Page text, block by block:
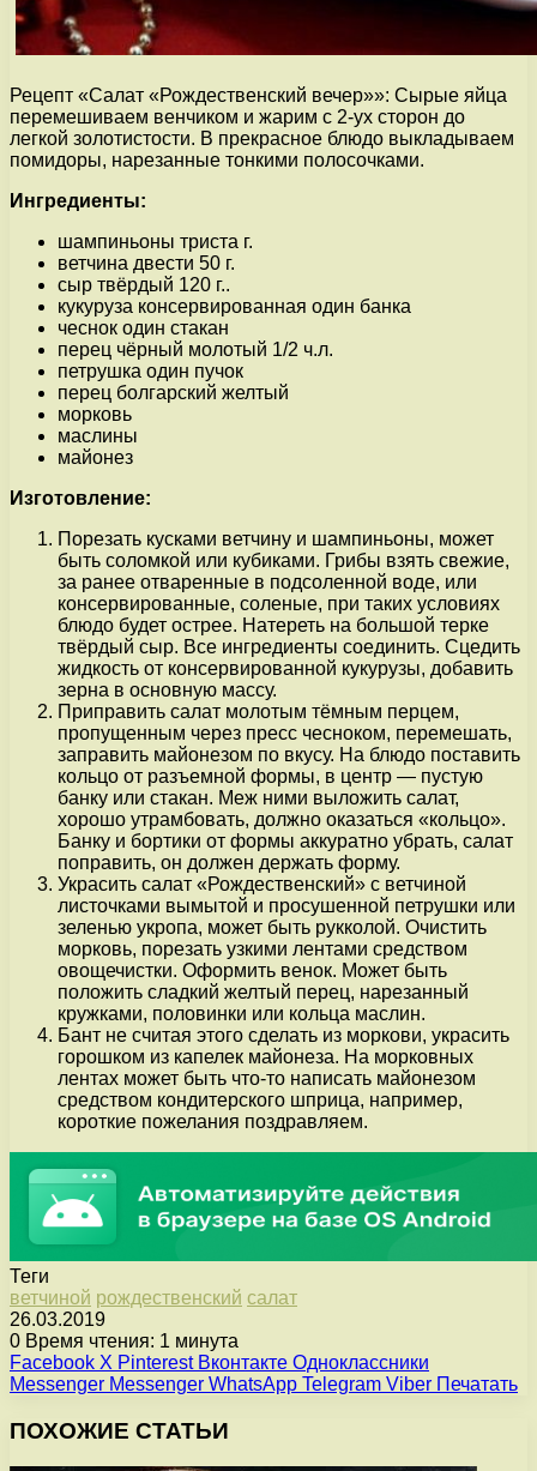
Рецепт «Салат «Рождественский вечер»»: Сырые яйца
перемешиваем венчиком и жарим с 2-ух сторон до
легкой золотистости. В прекрасное блюдо выкладываем
помидоры, нарезанные тонкими полосочками.
Ингредиенты:
шампиньоны триста г.
ветчина двести 50 г.
сыр твёрдый 120 г..
кукуруза консервированная один банка
чеснок один стакан
перец чёрный молотый 1/2 ч.л.
петрушка один пучок
перец болгарский желтый
морковь
маслины
майонез
Изготовление:
Порезать кусками ветчину и шампиньоны, может
быть соломкой или кубиками. Грибы взять свежие,
за ранее отваренные в подсоленной воде, или
консервированные, соленые, при таких условиях
блюдо будет острее. Натереть на большой терке
твёрдый сыр. Все ингредиенты соединить. Сцедить
жидкость от консервированной кукурузы, добавить
зерна в основную массу.
Приправить салат молотым тёмным перцем,
пропущенным через пресс чесноком, перемешать,
заправить майонезом по вкусу. На блюдо поставить
кольцо от разъемной формы, в центр — пустую
банку или стакан. Меж ними выложить салат,
хорошо утрамбовать, должно оказаться «кольцо».
Банку и бортики от формы аккуратно убрать, салат
поправить, он должен держать форму.
Украсить салат «Рождественский» с ветчиной
листочками вымытой и просушенной петрушки или
зеленью укропа, может быть рукколой. Очистить
морковь, порезать узкими лентами средством
овощечистки. Оформить венок. Может быть
положить сладкий желтый перец, нарезанный
кружками, половинки или кольца маслин.
Бант не считая этого сделать из моркови, украсить
горошком из капелек майонеза. На морковных
лентах может быть что-то написать майонезом
средством кондитерского шприца, например,
короткие пожелания поздравляем.
Теги
ветчиной рождественский салат
26.03.2019
0 Время чтения: 1 минута
Facebook X Pinterest Вконтакте Одноклассники
Messenger Messenger WhatsApp Telegram Viber Печатать
ПОХОЖИЕ СТАТЬИ